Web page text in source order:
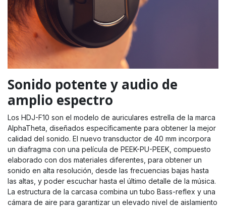
Sonido potente y audio de
amplio espectro
Los HDJ-F10 son el modelo de auriculares estrella de la marca
AlphaTheta, diseñados específicamente para obtener la mejor
calidad del sonido. El nuevo transductor de 40 mm incorpora
un diafragma con una película de PEEK-PU-PEEK, compuesto
elaborado con dos materiales diferentes, para obtener un
sonido en alta resolución, desde las frecuencias bajas hasta
las altas, y poder escuchar hasta el último detalle de la música.
La estructura de la carcasa combina un tubo Bass-reflex y una
cámara de aire para garantizar un elevado nivel de aislamiento